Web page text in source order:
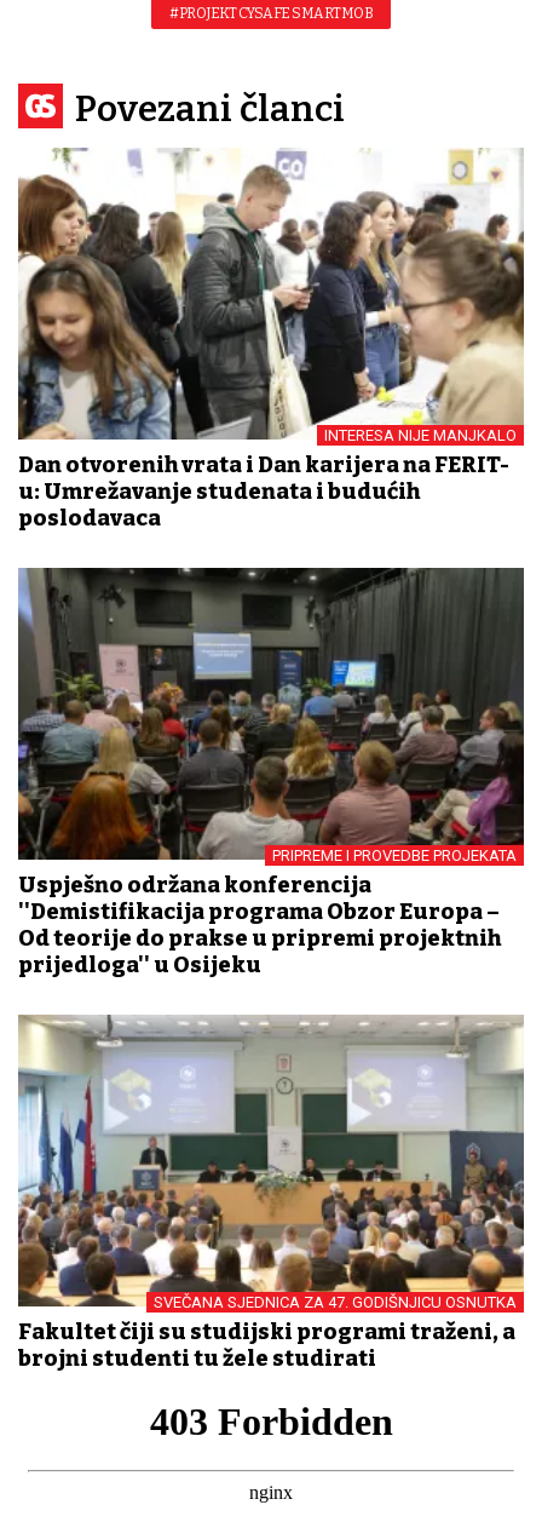
#PROJEKT CYSAFE SMARTMOB
Povezani članci
INTERESA NIJE MANJKALO
Dan otvorenih vrata i Dan karijera na FERIT-
u: Umrežavanje studenata i budućih
poslodavaca
PRIPREME I PROVEDBE PROJEKATA
Uspješno održana konferencija
''Demistifikacija programa Obzor Europa –
Od teorije do prakse u pripremi projektnih
prijedloga'' u Osijeku
SVEČANA SJEDNICA ZA 47. GODIŠNJICU OSNUTKA
Fakultet čiji su studijski programi traženi, a
brojni studenti tu žele studirati